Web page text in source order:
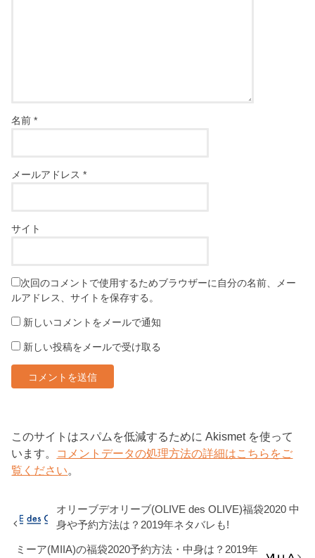
名前*
メールアドレス*
サイト
次回のコメントで使用するためブラウザーに自分の名前、メー
ルアドレス、サイトを保存する。
新しいコメントをメールで通知
新しい投稿をメールで受け取る
このサイトはスパムを低減するために Akismet を使って
います。 コメントデータの処理方法の詳細はこちらをご
覧ください。
オリーブデオリーブ(OLIVE des OLIVE)福袋2020 中
身や予約方法は？2019年ネタバレも!
ミーア(MIIA)の福袋2020予約方法・中身は？2019年